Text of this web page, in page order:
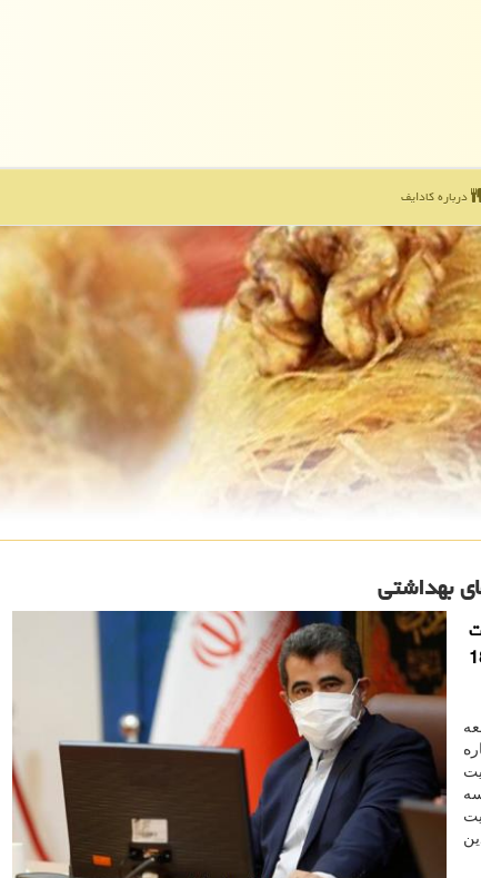
درباره كادایف
بهداشتی
در بازه زمانی 18
تا ۲۵ فروردین